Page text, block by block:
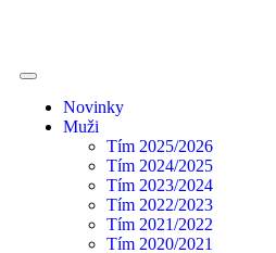
Novinky
Muži
Tím 2025/2026
Tím 2024/2025
Tím 2023/2024
Tím 2022/2023
Tím 2021/2022
Tím 2020/2021